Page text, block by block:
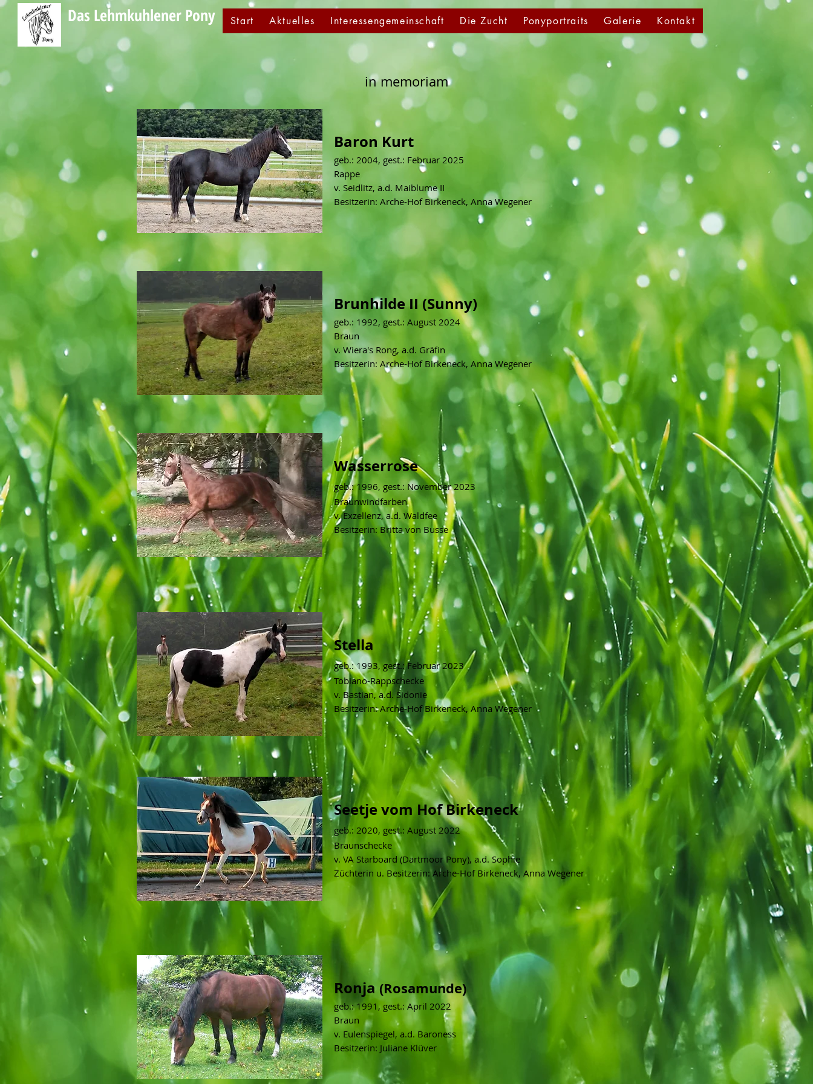
Das Lehmkuhlener Pony Start Aktuelles Interessengemeinschaft Die Zucht Ponyportraits Galerie Kontakt
in memoriam
Baron Kurt
geb.: 2004, gest.: Februar 2025
Rappe
v. Seidlitz, a.d. Maiblume II
Besitzerin: Arche-Hof Birkeneck, Anna Wegener
Brunhilde II (Sunny)
geb.: 1992, gest.: August 2024
Braun
v. Wiera's Rong, a.d. Gräfin
Besitzerin: Arche-Hof Birkeneck, Anna Wegener
Wasserrose
geb.: 1996, gest.:November2023
Braunwindfarben
v. Exzellenz, a.d. Waldfee
Besitzerin: Britta von Busse
Stella
geb.: 1993, gest.:Februar2023
Tobiano-Rappschecke
v. Bastian, a.d. Sidonie
Besitzerin: Arche-Hof Birkeneck, Anna Wegener
Seetje vom Hof Birkeneck
geb.: 2020, gest.: August 2022
Braunschecke
v. VA Starboard (Dartmoor Pony), a.d. Sophie
Züchterin u. Besitzerin: Arche-Hof Birkeneck, Anna Wegener
Ronja (Rosamunde)
geb.: 1991, gest.: April 2022
Braun
v. Eulenspiegel, a.d. Baroness
Besitzerin: Juliane Klüver